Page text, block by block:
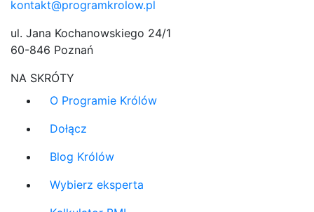
kontakt@programkrolow.pl
ul. Jana Kochanowskiego 24/1
60-846 Poznań
NA SKRÓTY
O Programie Królów
Dołącz
Blog Królów
Wybierz eksperta